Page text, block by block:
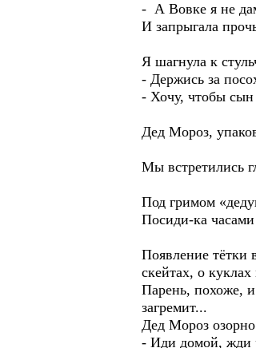
- А Вовке я не
И запрыгала
Я шагнула к
- Держись за
- Хочу, чтобы сын
Дед Мороз,
Мы встретились
Под гримом
Посиди-ка
Появление тётки
скейтах, о
Парень, похоже,
загремит...
Дед Мороз
- Иди домой, жди